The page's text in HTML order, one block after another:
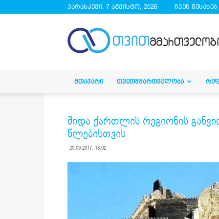
პარასკევი, 7 აგვისტო, 2026 ჩვენ შესახებ
ᲛᲗᲐᲕᲐᲠᲘ ᲗᲕᲘᲗᲛᲛᲐᲠᲗᲕᲔᲚᲝᲑᲐ
შიდა ქართლის რეგიონის
წლებისთვის
20.09.2017. 18:02